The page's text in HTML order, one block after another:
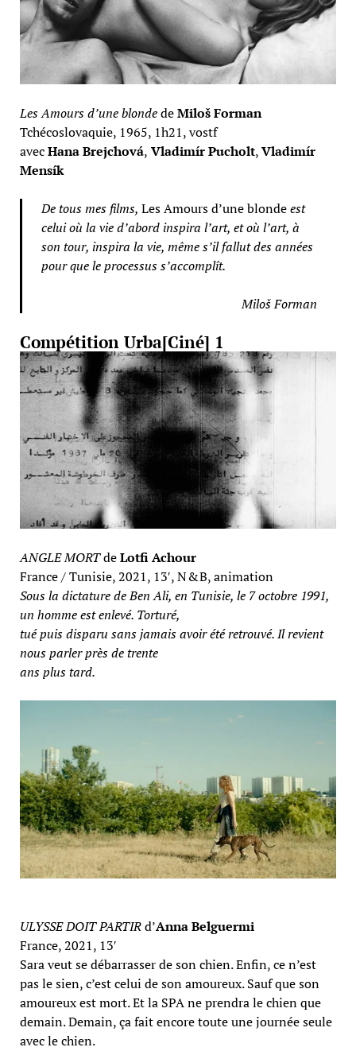
Les Amours d’une blondedeMiloš Forman
Tchécoslovaquie, 1965, 1h21, vostf
avecHana Brejchová, Vladimír Pucholt,Vladimír
Mensík
De tous mes films, Les Amours d’une blondeest
celui où la vie d’abord inspira l’art, et où l’art, à
son tour, inspira la vie, même s’il fallut des années
pour que le processus s’accomplît.
Miloš Forman
Compétition Urba[Ciné] 1
ANGLE MORTdeLotfi Achour
France / Tunisie, 2021, 13′, N & B, animation
Sous la dictature de Ben Ali, en Tunisie, le 7 octobre 1991,
un homme est enlevé. Torturé,
tué puis disparu sans jamais avoir été retrouvé. Il revient
nous parler près de trente
ans plus tard.
ULYSSE DOIT PARTIRd’Anna Belguermi
France, 2021, 13′
Sara veut se débarrasser de son chien. Enfin, ce n’est
pas le sien, c’est celui de son amoureux. Sauf que son
amoureux est mort. Et la SPA ne prendra le chien que
demain. Demain, ça fait encore toute une journée seule
avec le chien.